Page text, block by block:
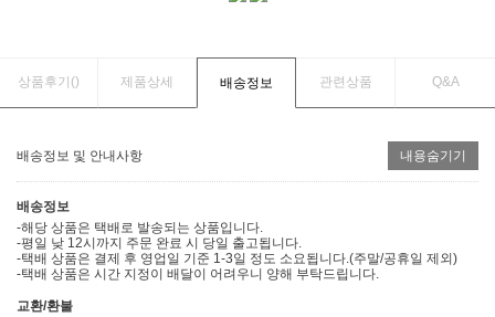
상품후기() 제품상세 배송정보 관련상품 Q&A
배송정보 및 안내사항 내용숨기기
배송정보
-해당 상품은 택배로 발송되는 상품입니다.
-평일 낮 12시까지 주문 완료 시 당일 출고됩니다.
-택배 상품은 결제 후 영업일 기준 1-3일 정도 소요됩니다.(주말/공휴일 제외)
-택배 상품은 시간 지정이 배달이 어려우니 양해 부탁드립니다.
교환/환불